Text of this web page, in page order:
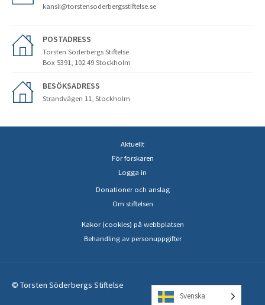
kansli@torstensoderbergsstiftelse.se
POSTADRESS
Torsten Söderbergs Stiftelse
Box 5391, 102 49 Stockholm
BESÖKSADRESS
Strandvägen 11, Stockholm
Aktuellt
För forskaren
Logga in
Donationer och anslag
Om stiftelsen
Kakor (cookies) på webbplatsen
Behandling av personuppgifter
© Torsten Söderbergs Stiftelse
Svenska